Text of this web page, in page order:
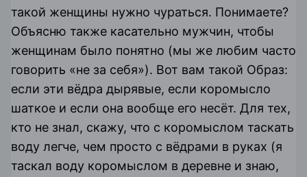
такой женщины нужно чураться. Понимаете?
Объясню также касательно мужчин, чтобы
женщинам было понятно (мы же любим часто
говорить «не за себя»). Вот вам такой Образ:
если эти вёдра дырявые, если коромысло
шаткое и если она вообще его несёт. Для тех,
кто не знал, скажу, что с коромыслом таскать
воду легче, чем просто с вёдрами в руках (я
таскал воду коромыслом в деревне и знаю,